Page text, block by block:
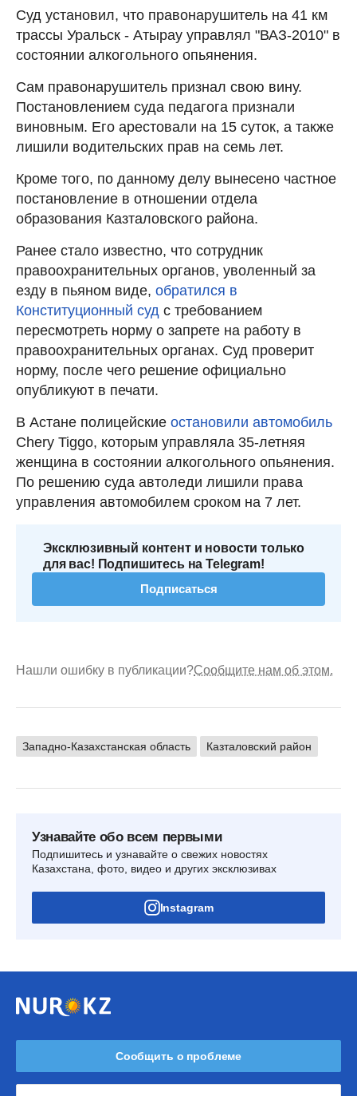
Суд установил, что правонарушитель на 41 км
трассы Уральск - Атырау управлял "ВАЗ-2010" в
состоянии алкогольного опьянения.
Сам правонарушитель признал свою вину.
Постановлением суда педагога признали
виновным. Его арестовали на 15 суток, а также
лишили водительских прав на семь лет.
Кроме того, по данному делу вынесено частное
постановление в отношении отдела
образования Казталовского района.
Ранее стало известно, что сотрудник
правоохранительных органов, уволенный за
езду в пьяном виде, обратился в
Конституционный суд с требованием
пересмотреть норму о запрете на работу в
правоохранительных органах. Суд проверит
норму, после чего решение официально
опубликуют в печати.
В Астане полицейские остановили автомобиль
Chery Tiggo, которым управляла 35-летняя
женщина в состоянии алкогольного опьянения.
По решению суда автоледи лишили права
управления автомобилем сроком на 7 лет.
Эксклюзивный контент и новости только
для вас! Подпишитесь на Telegram!
Подписаться
Нашли ошибку в публикации?Сообщите нам об этом.
Западно-Казахстанская область Казталовский район
Узнавайте обо всем первыми
Подпишитесь и узнавайте о свежих новостях
Казахстана, фото, видео и других эксклюзивах
Instagram
Сообщить о проблеме